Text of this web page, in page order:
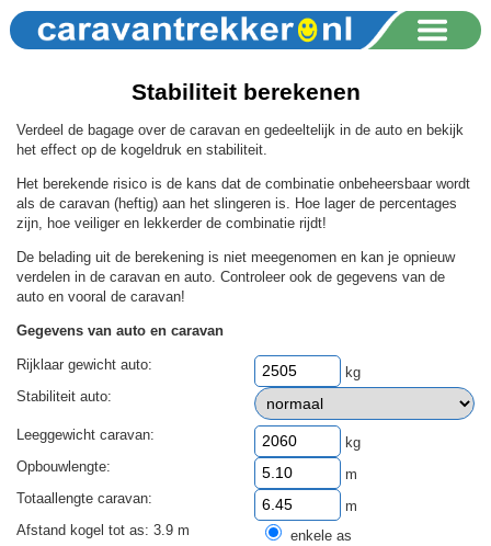
Stabiliteit berekenen
Verdeel de bagage over de caravan en gedeeltelijk in de auto en bekijk
het effect op de kogeldruk en stabiliteit.
Het berekende risico is de kans dat de combinatie onbeheersbaar wordt
als de caravan (heftig) aan het slingeren is. Hoe lager de percentages
zijn, hoe veiliger en lekkerder de combinatie rijdt!
De belading uit de berekening is niet meegenomen en kan je opnieuw
verdelen in de caravan en auto. Controleer ook de gegevens van de
auto en vooral de caravan!
Gegevens van auto en caravan
Rijklaar gewicht auto:
kg
Stabiliteit auto:
Leeggewicht caravan:
kg
Opbouwlengte:
m
Totaallengte caravan:
m
Afstand kogel tot as: 3.9 m
enkele as